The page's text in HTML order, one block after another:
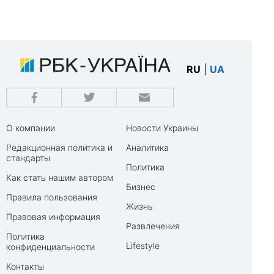
RU UA
О компании
Редакционная политика и
стандарты
Как стать нашим автором
Правила пользования
Правовая информация
Политика
конфиденциальности
Контакты
Новости Украины
Аналитика
Политика
Бизнес
Жизнь
Развлечения
Lifestyle